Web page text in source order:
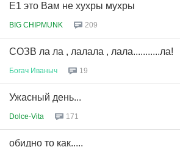
Е1 это Вам не хухры мухры
BIG CHIPMUNK 209
СОЗВ ла ла , лалала , лала...........ла!
Богач Иваныч 19
Ужасный день...
Dolce-Vita 171
обидно то как.....